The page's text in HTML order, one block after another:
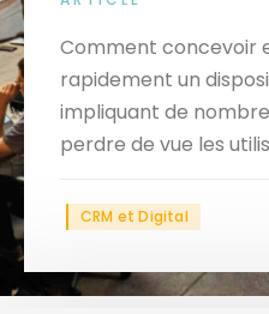
Comment concevoir
rapidement un
impliquant de
perdre de vue les
CRM et Digital